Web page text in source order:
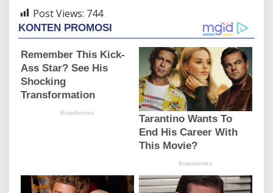
Post Views: 744